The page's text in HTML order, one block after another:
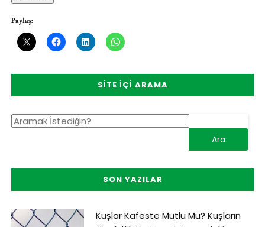
Paylaş:
SITE İÇI ARAMA
SON YAZILAR
Kuşlar Kafeste Mutlu Mu? Kuşların